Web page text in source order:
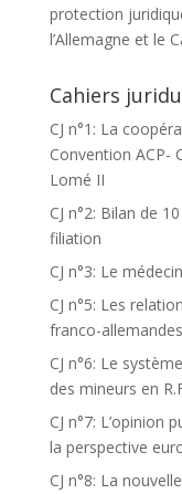
protection
l’Allemagne et le
Cahiers
CJ n°1: La
Convention ACP-
Lomé II
CJ n°2: Bilan de
filiation
CJ n°3: Le
CJ n°5: Les
franco-allemandes
CJ n°6: Le
des mineurs en
CJ n°7: L’opinion
la perspective
CJ n°8: La